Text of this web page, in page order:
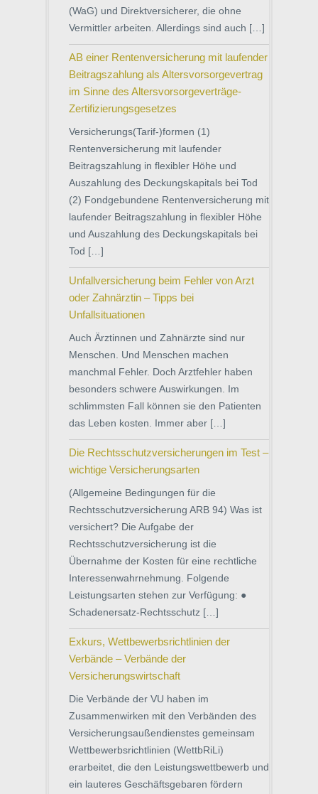
(WaG) und Direktversicherer, die ohne
Vermittler arbeiten. Allerdings sind auch […]
AB einer Rentenversicherung mit laufender
Beitragszahlung als Altersvorsorgevertrag
im Sinne des Altersvorsorgeverträge-
Zertifizierungsgesetzes
Versicherungs(Tarif-)formen (1)
Rentenversicherung mit laufender
Beitragszahlung in flexibler Höhe und
Auszahlung des Deckungskapitals bei Tod
(2) Fondgebundene Rentenversicherung mit
laufender Beitragszahlung in flexibler Höhe
und Auszahlung des Deckungskapitals bei
Tod […]
Unfallversicherung beim Fehler von Arzt
oder Zahnärztin – Tipps bei
Unfallsituationen
Auch Ärztinnen und Zahnärzte sind nur
Menschen. Und Menschen machen
manchmal Fehler. Doch Arztfehler haben
besonders schwere Auswirkungen. Im
schlimmsten Fall können sie den Patienten
das Leben kosten. Immer aber […]
Die Rechtsschutzversicherungen im Test –
wichtige Versicherungsarten
(Allgemeine Bedingungen für die
Rechtsschutzversicherung ARB 94) Was ist
versichert? Die Aufgabe der
Rechtsschutzversicherung ist die
Übernahme der Kosten für eine rechtliche
Interessenwahrnehmung. Folgende
Leistungsarten stehen zur Verfügung: ●
Schadenersatz-Rechtsschutz […]
Exkurs, Wettbewerbsrichtlinien der
Verbände – Verbände der
Versicherungswirtschaft
Die Verbände der VU haben im
Zusammenwirken mit den Verbänden des
Versicherungsaußendienstes gemeinsam
Wettbewerbsrichtlinien (WettbRiLi)
erarbeitet, die den Leistungswettbewerb und
ein lauteres Geschäftsgebaren fördern